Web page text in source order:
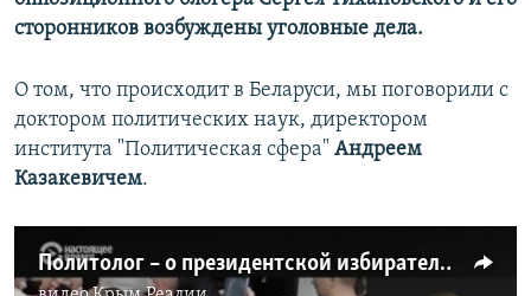
сторонников возбуждены уголовные дела.
О том, что происходит в Беларуси, мы поговорили с
доктором политических наук, директором
института "Политическая сфера" Андреем
Казакевичем.
Политолог – о президентской избирательной кампании в Беларуси